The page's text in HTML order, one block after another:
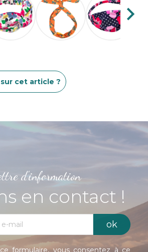

cet article ?
d'information
en contact !
formulaire, vous consentez à ce